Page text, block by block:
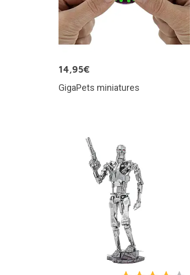
14,95€
GigaPets miniatures